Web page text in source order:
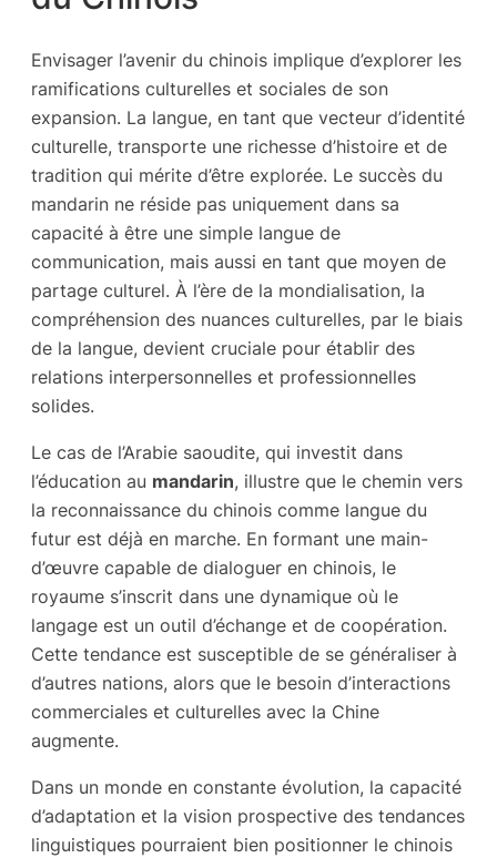
Envisager l’avenir du chinois implique d’explorer les
ramifications culturelles et sociales de son
expansion. La langue, en tant que vecteur d’identité
culturelle, transporte une richesse d’histoire et de
tradition qui mérite d’être explorée. Le succès du
mandarin ne réside pas uniquement dans sa
capacité à être une simple langue de
communication, mais aussi en tant que moyen de
partage culturel. À l’ère de la mondialisation, la
compréhension des nuances culturelles, par le biais
de la langue, devient cruciale pour établir des
relations interpersonnelles et professionnelles
solides.
Le cas de l’Arabie saoudite, qui investit dans
l’éducation au mandarin, illustre que le chemin vers
la reconnaissance du chinois comme langue du
futur est déjà en marche. En formant une main-
d’œuvre capable de dialoguer en chinois, le
royaume s’inscrit dans une dynamique où le
langage est un outil d’échange et de coopération.
Cette tendance est susceptible de se généraliser à
d’autres nations, alors que le besoin d’interactions
commerciales et culturelles avec la Chine
augmente.
Dans un monde en constante évolution, la capacité
d’adaptation et la vision prospective des tendances
linguistiques pourraient bien positionner le chinois